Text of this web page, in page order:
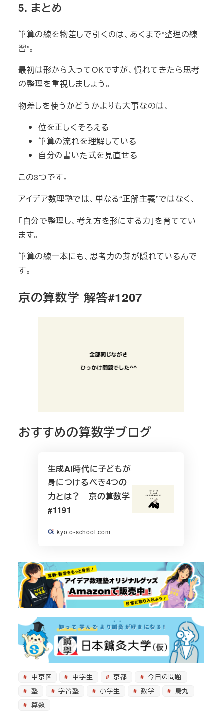
5. まとめ
筆算の線を物差しで引くのは、あくまで“整理の練
習”。
最初は形から入ってOKですが、慣れてきたら思考
の整理を重視しましょう。
物差しを使うかどうかよりも大事なのは、
位を正しくそろえる
筆算の流れを理解している
自分の書いた式を見直せる
この3つです。
アイデア数理塾では、単なる“正解主義”ではなく、
「自分で整理し、考え方を形にする力」を育ててい
ます。
筆算の線一本にも、思考力の芽が隠れているんで
す。
京の算数学 解答#1207
おすすめの算数学ブログ
生成AI時代に子どもが
身につけるべき4つの
力とは？ 京の算数学
#1191
kyoto-school.com
中京区 中学生 京都
今日の問題
塾
学習塾 小学生 数学
烏丸
算数